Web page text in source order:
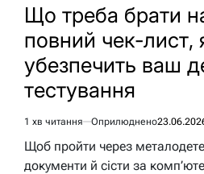
Що треба брати
повний чек-лист,
убезпечить ваш
тестування
Орієнтовний
час
читання
1 хв читання Оприлюднено
Щоб пройти через
документи й сісти за